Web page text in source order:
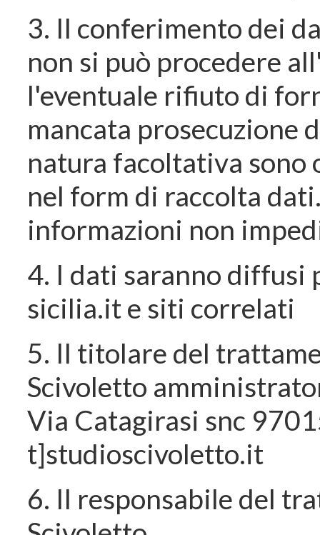
3. Il conferimento dei
non si può procedere
l'eventuale rifiuto di
mancata prosecuzione
natura facoltativa sono
nel form di raccolta
informazioni non
4. I dati saranno diffusi
sicilia.it e siti correlati
5. Il titolare del
Scivoletto
Via Catagirasi snc
t]studioscivoletto.it
6. Il responsabile del